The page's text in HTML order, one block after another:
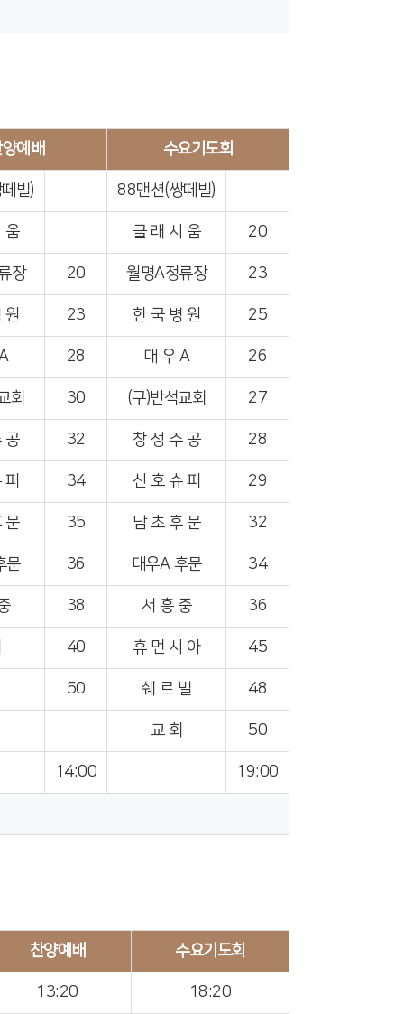
예배 수요기도회
빌) 88맨션(쌍떼빌)
움 클 래 시 움 20
장 20 월명A정류장 23
원 23 한 국 병 원 25
28 대 우 A 26
회 30 (구)반석교회 27
공 32 창 성 주 공 28
퍼 34 신 호 슈 퍼 29
문 35 남 초 후 문 32
문 36 대우A 후문 34
38 서 흥 중 36
40 휴 먼 시 아 45
50 쉐 르 빌 48
교 회 50
14:00 19:00
찬양예배 수요기도회
13:20 18:20